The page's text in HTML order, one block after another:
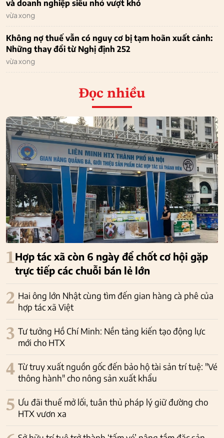
và doanh nghiệp siêu nhỏ vượt khó
vừa xong
Không nợ thuế vẫn có nguy cơ bị tạm hoãn xuất cảnh:
Những thay đổi từ Nghị định 252
vừa xong
Đọc nhiều
1Hợp tác xã còn 6 ngày để chốt cơ hội gặp
trực tiếp các chuỗi bán lẻ lớn
2 Hai ông lớn Nhật cùng tìm đến gian hàng cà phê của
hợp tác xã Việt
3 Tư tưởng Hồ Chí Minh: Nền tảng kiến tạo động lực
mới cho HTX
4 Từ truy xuất nguồn gốc đến bảo hộ tài sản trí tuệ: "Vé
thông hành" cho nông sản xuất khẩu
5 Ưu đãi thuế mở lối, tuân thủ pháp lý giữ đường cho
HTX vươn xa